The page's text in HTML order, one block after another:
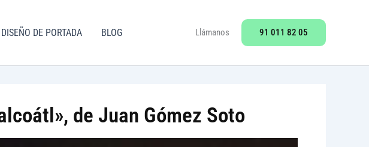
DISEÑO DE PORTADA BLOG Llámanos 91 011 82 05
de Juan Gómez Soto